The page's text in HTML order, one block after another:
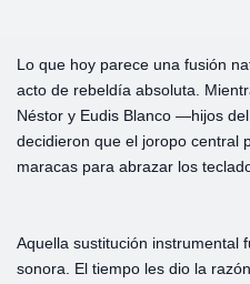
Lo que hoy parece una fusión
acto de rebeldía absoluta.
Néstor y Eudis Blanco —hijos
decidieron que el joropo central
maracas para abrazar los
Aquella sustitución instrumental
sonora. El tiempo les dio la